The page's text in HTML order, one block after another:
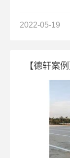
2022-05-19
【德轩案